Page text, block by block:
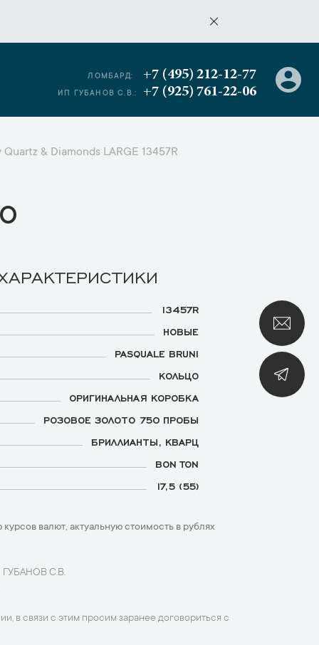
ЛОМБАРД: +7 (495) 212-12-77
ИП ГУБАНОВ С.В.: +7 (925) 761-22-06
& Diamonds LARGE 13457R
13457R
НОВЫЕ
PASQUALE BRUNI
КОЛЬЦО
ОРИГИНАЛЬНАЯ КОРОБКА
РОЗОВОЕ ЗОЛОТО 750 ПРОБЫ
БРИЛЛИАНТЫ, КВАРЦ
BON TON
17,5 (55)
валют, актуальную стоимость в рублях
ГУБАНОВ С.В.
в связи с этим просим заранее договориться с